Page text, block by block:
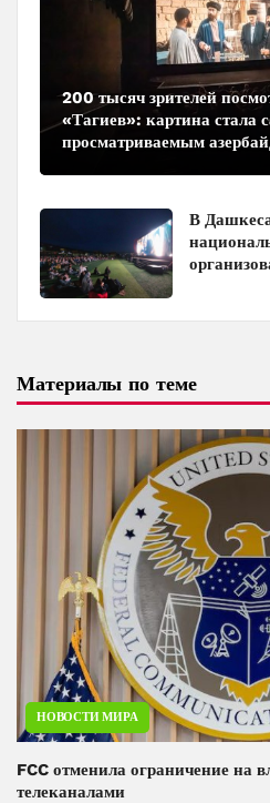
200 тысяч зрителей
«Тагиев»: картина стала
просматриваемым
В
Материалы по теме
НОВОСТИ МИРА
FCC отменила ограничение на
телеканалами